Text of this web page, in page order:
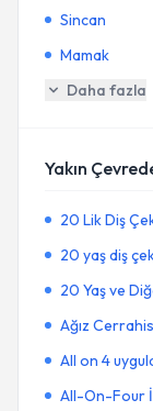
Sincan
Mamak
Daha fazla
Yakın
20 Lik Diş
20 yaş diş
20 Yaş ve
Ağız
All on 4
All-On-Four